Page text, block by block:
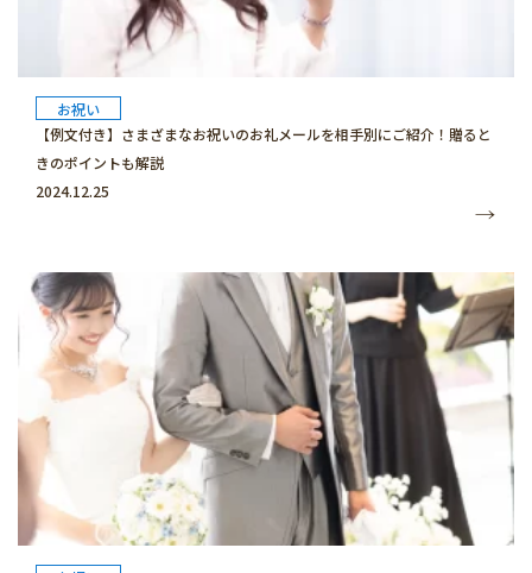
お祝い
【例文付き】さまざまなお祝いのお礼メールを相手別にご紹介！贈ると
きのポイントも解説
2024.12.25